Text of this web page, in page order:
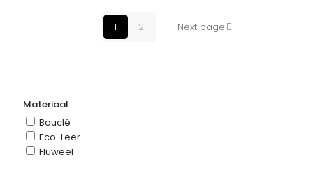
1 2 Next page
Materiaal
Bouclé
Eco-Leer
Fluweel